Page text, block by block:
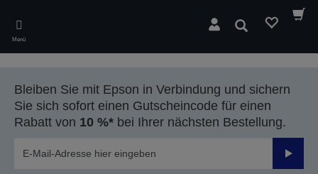
main
content
Menü
Suchen
Bleiben Sie mit Epson in Verbindung und sichern
Sie sich sofort einen Gutscheincode für einen
Rabatt von 10 %* bei Ihrer nächsten Bestellung.